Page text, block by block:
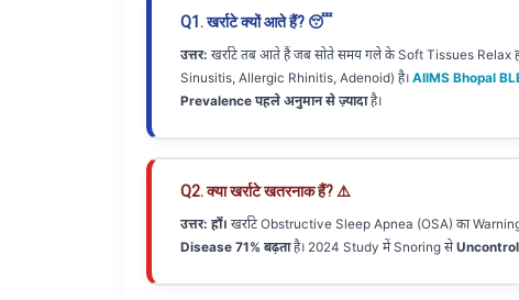
Q1. खर्राटे क्यों आते हैं? 😴
उत्तर: खर्राटे तब आते हैं जब सोते समय गले के Soft Tissues Relax
Sinusitis, Allergic Rhinitis, Adenoid) है। AIIMS Bhopal
Prevalence पहले अनुमान से ज़्यादाहै।
Q2. क्या खर्राटे खतरनाक हैं? ⚠️
उत्तर: हाँ। खर्राटे Obstructive Sleep Apnea (OSA) का
Disease 71% बढ़ताहै। 2024 Study में Snoring से